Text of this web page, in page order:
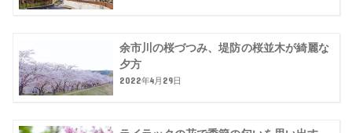
余市川の桜づつみ、堤防の桜並木が綺麗な
夕方
2022年4月29日